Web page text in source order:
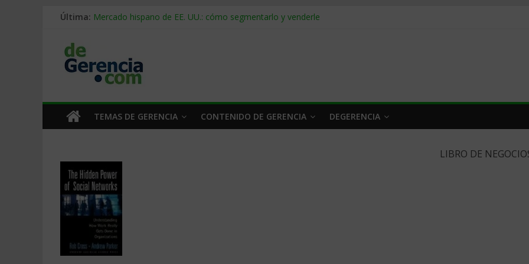
Última: Mercado hispano de EE. UU.: cómo segmentarlo y venderle
IA en selección de personal: cómo auditarla a tiempo
Trabajo forzoso en la cadena de suministro: qué hacer
TEMAS DE GERENCIA CONTENIDO DE GERENCIA DEGERENCIA
LIBRO DE